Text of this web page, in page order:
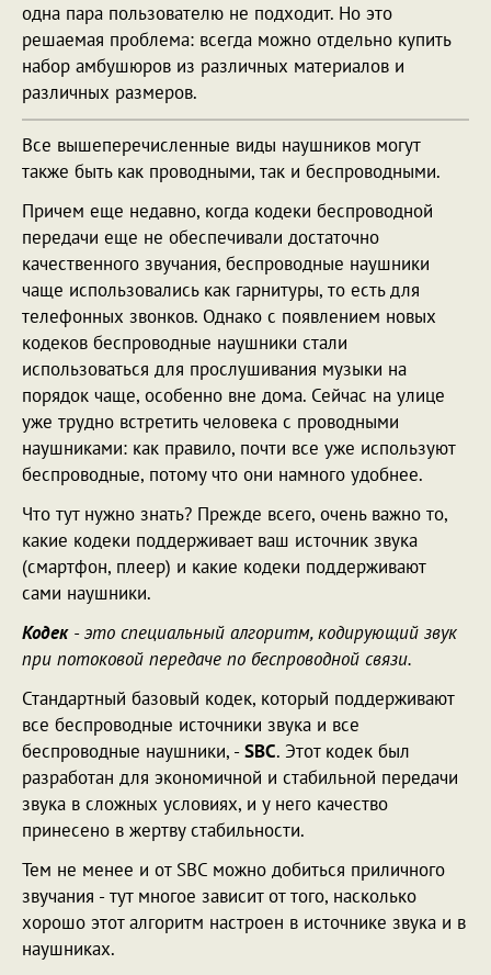
одна пара пользователю не подходит. Но это
решаемая проблема: всегда можно отдельно купить
набор амбушюров из различных материалов и
различных размеров.
Все вышеперечисленные виды наушников могут
также быть как проводными, так и беспроводными.
Причем еще недавно, когда кодеки беспроводной
передачи еще не обеспечивали достаточно
качественного звучания, беспроводные наушники
чаще использовались как гарнитуры, то есть для
телефонных звонков. Однако с появлением новых
кодеков беспроводные наушники стали
использоваться для прослушивания музыки на
порядок чаще, особенно вне дома. Сейчас на улице
уже трудно встретить человека с проводными
наушниками: как правило, почти все уже используют
беспроводные, потому что они намного удобнее.
Что тут нужно знать? Прежде всего, очень важно то,
какие кодеки поддерживает ваш источник звука
(смартфон, плеер) и какие кодеки поддерживают
сами наушники.
Кодек- это специальный алгоритм, кодирующий звук
при потоковой передаче по беспроводной связи.
Стандартный базовый кодек, который поддерживают
все беспроводные источники звука и все
беспроводные наушники, -SBC. Этот кодек был
разработан для экономичной и стабильной передачи
звука в сложных условиях, и у него качество
принесено в жертву стабильности.
Тем не менее и от SBC можно добиться приличного
звучания - тут многое зависит от того, насколько
хорошо этот алгоритм настроен в источнике звука и в
наушниках.